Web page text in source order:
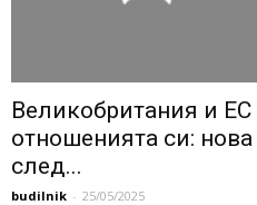
Великобритания и ЕС
отношенията си:
след...
budilnik - 25/05/2025